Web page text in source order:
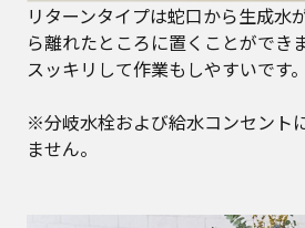
リターンタイプは蛇口から生成水
ら離れたところに置くことができ
スッキリして作業もしやすいです。
※分岐水栓および給水コンセント
ません。